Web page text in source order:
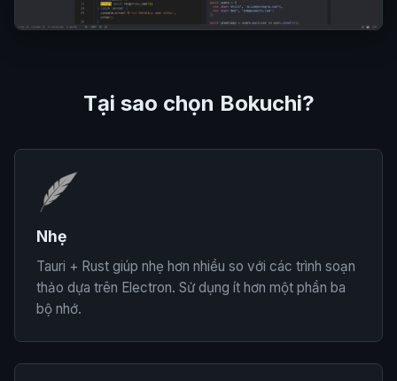
Tại sao chọn Bokuchi?
Nhẹ
Tauri + Rust giúp nhẹ hơn nhiều so với các trình soạn
thảo dựa trên Electron. Sử dụng ít hơn một phần ba
bộ nhớ.